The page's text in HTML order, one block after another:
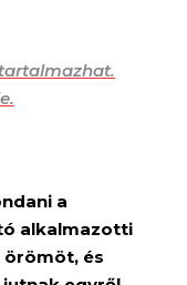
a
alkalmazotti
örömöt, és